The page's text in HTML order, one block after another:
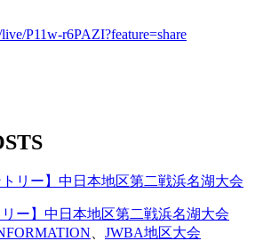
P11w-r6PAZI?feature=share
リー】中日本地区第二戦浜名湖大会
JWBA地区大会